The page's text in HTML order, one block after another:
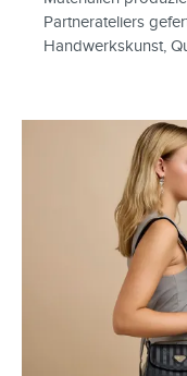
Partnerateliers
Handwerkskunst,